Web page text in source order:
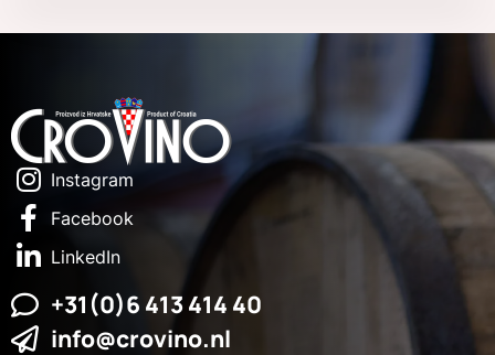
Instagram
Facebook
LinkedIn
+31(0)6 413 414 40
info@crovino.nl